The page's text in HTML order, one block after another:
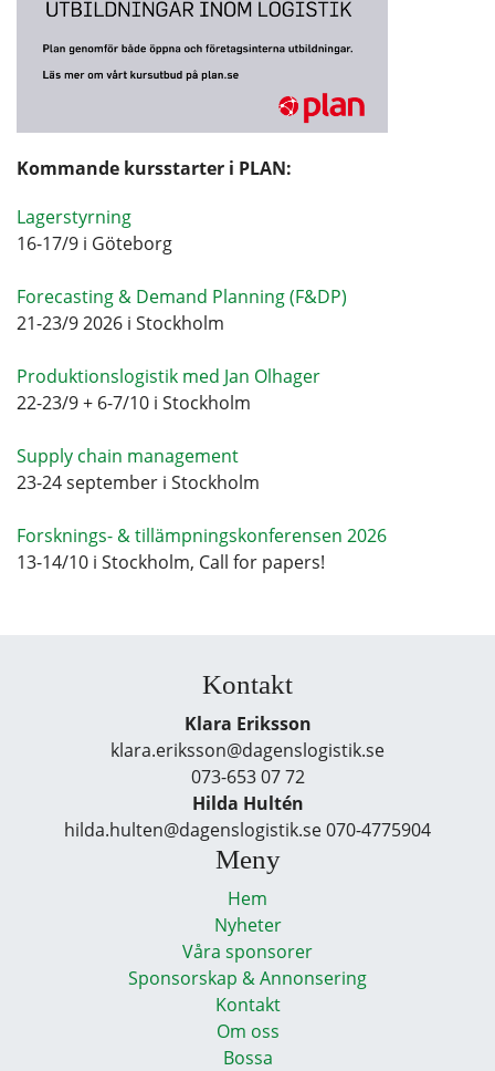
Kommande kursstarter i PLAN:
Lagerstyrning
16-17/9 i Göteborg
Forecasting & Demand Planning (F&DP)
21-23/9 2026 i Stockholm
Produktionslogistik med Jan Olhager
22-23/9 + 6-7/10 i Stockholm
Supply chain management
23-24 september i Stockholm
Forsknings- & tillämpningskonferensen 2026
13-14/10 i Stockholm, Call for papers!
Kontakt
Klara Eriksson
klara.eriksson@dagenslogistik.se
073-653 07 72
Hilda Hultén
hilda.hulten@dagenslogistik.se 070-4775904
Meny
Hem
Nyheter
Våra sponsorer
Sponsorskap & Annonsering
Kontakt
Om oss
Bossa